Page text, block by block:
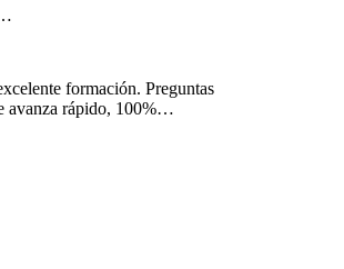
formación. Preguntas
avanza rápido, 100%